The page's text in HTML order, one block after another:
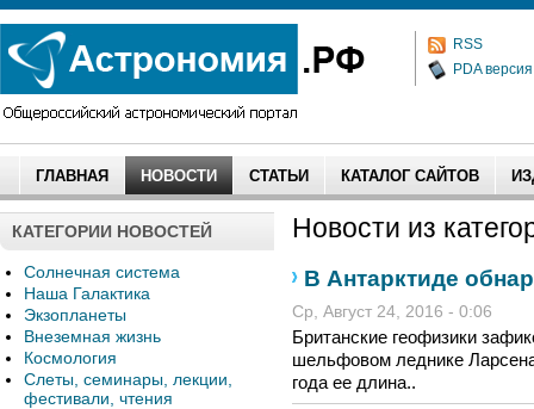
RSS
PDA версия
ГЛАВНАЯ НОВОСТИ СТАТЬИ КАТАЛОГ САЙТОВ
КАТЕГОРИИ НОВОСТЕЙ
Солнечная система
Наша Галактика
Экзопланеты
Внеземная жизнь
Космология
Слеты, семинары, лекции,
фестивали, чтения
Новости из
В Антарктиде
Ср, Август 24, 2016 - 0:06
Британские геофизики
шельфовом леднике
года ее длина..